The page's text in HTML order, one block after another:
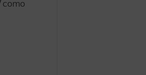
como